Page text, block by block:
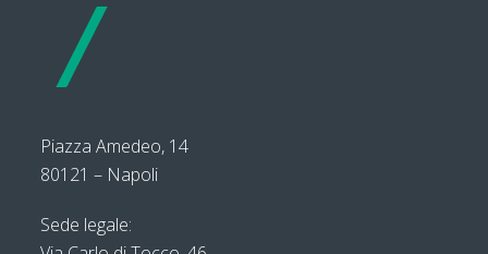
Piazza Amedeo, 14
80121 – Napoli
Sede legale: